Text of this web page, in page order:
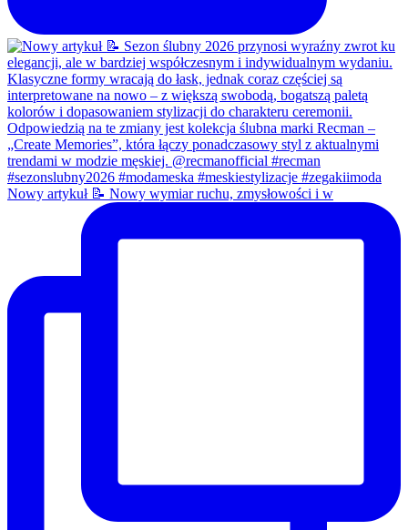
Nowy artykuł 📝 Nowy wymiar ruchu, zmysłowości i w